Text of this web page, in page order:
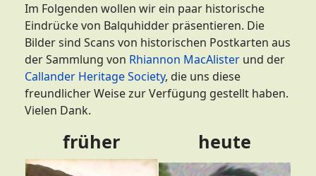
Im Folgenden wollen wir ein paar historische
Eindrücke von Balquhidder präsentieren. Die
Bilder sind Scans von historischen Postkarten aus
der Sammlung von Rhiannon MacAlister und der
Callander Heritage Society, die uns diese
freundlicher Weise zur Verfügung gestellt haben.
Vielen Dank.
früher heute